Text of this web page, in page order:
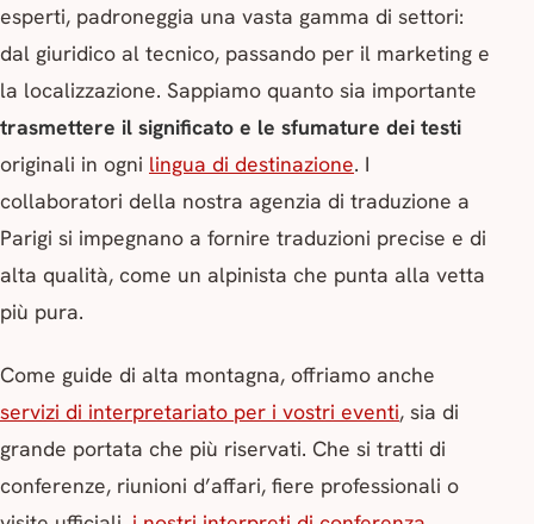
esperti, padroneggia una vasta gamma di settori:
dal giuridico al tecnico, passando per il marketing e
la localizzazione. Sappiamo quanto sia importante
trasmettere il significato e le sfumature dei testi
originali in ogni lingua di destinazione. I
collaboratori della nostra agenzia di traduzione a
Parigi si impegnano a fornire traduzioni precise e di
alta qualità, come un alpinista che punta alla vetta
più pura.
Come guide di alta montagna, offriamo anche
servizi di interpretariato per i vostri eventi, sia di
grande portata che più riservati. Che si tratti di
conferenze, riunioni d’affari, fiere professionali o